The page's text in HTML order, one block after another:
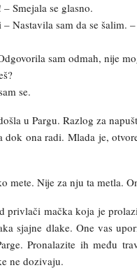
Smejala se glasno.
Nastavila sam da se šalim.
sam odmah, nije
se.
u Pargu. Razlog za
dok ona radi. Mlada je,
mete. Nije za nju ta metla.
mačka koja je
sjajne dlake. One vas
Pronalazite ih među
ne dozivaju.